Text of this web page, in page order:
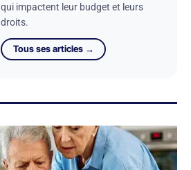
qui impactent leur budget et leurs
droits.
Tous ses articles →